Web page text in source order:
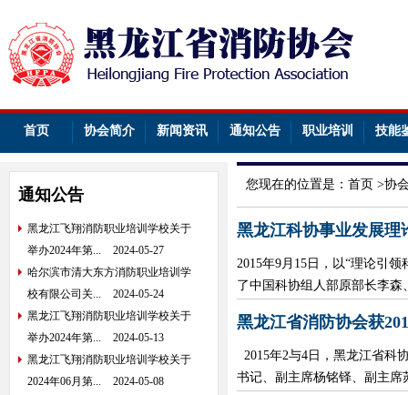
首页 协会简介 新闻资讯 通知公告 职业培训 技能
通知公告
黑龙江飞翔消防职业培训学校关于
举办2024年第...
2024-05-27
哈尔滨市清大东方消防职业培训学
校有限公司关...
2024-05-24
黑龙江飞翔消防职业培训学校关于
举办2024年第...
2024-05-13
黑龙江飞翔消防职业培训学校关于
2024年06月第...
2024-05-08
您现在的位置是： 首页 >协
黑龙江科协事业发展理
2015年9月15日，以“理论引
了中国科协组人部原部长李
黑龙江省消防协会获
2015年2与4日，黑龙江省科
书记、副主席杨铭铎、副主